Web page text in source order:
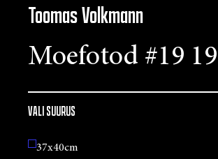
Toomas Volkmann
Moefotod #19
VALI SUURUS
37x40cm